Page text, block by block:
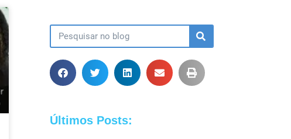
Últimos Posts: